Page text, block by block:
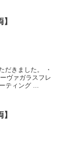
だきました。 ・
ヴァガラスフレ
ティング ...